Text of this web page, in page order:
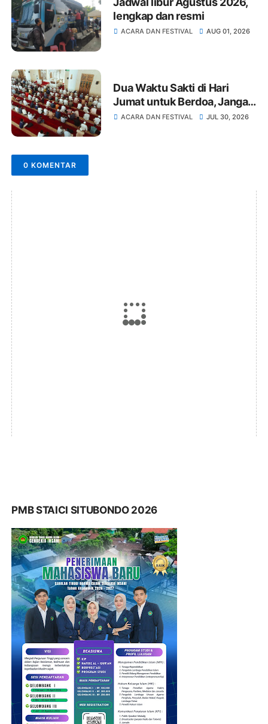
lengkap dan resmi
ACARA DAN FESTIVAL AUG 01, 2026
Dua Waktu Sakti di Hari
Jumat untuk Berdoa, Jangan
Terlewat!
ACARA DAN FESTIVAL JUL 30, 2026
0 KOMENTAR
PMB STAICI SITUBONDO 2026